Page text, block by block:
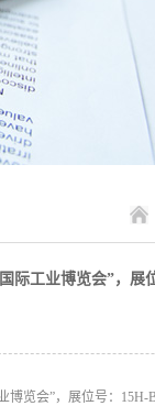
工业博览会”，展
博览会”，展位号：15H-